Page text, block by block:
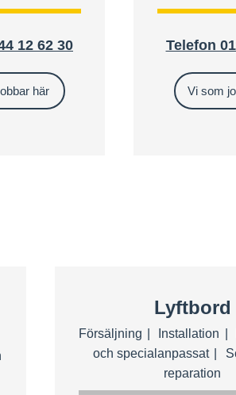
12 62 30
här
Telefon
Vi som
Lyftbord
Försäljning Installation
och specialanpassat
reparation